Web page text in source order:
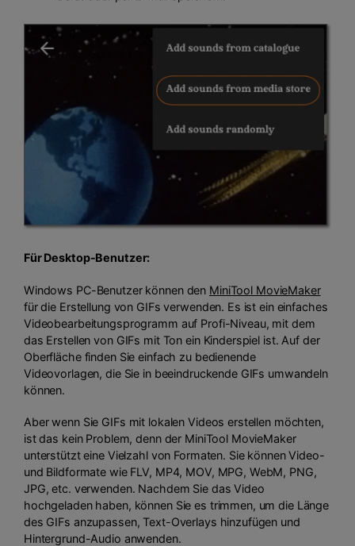
Für Desktop-Benutzer:
Windows PC-Benutzer können den MiniTool MovieMaker
für die Erstellung von GIFs verwenden. Es ist ein einfaches
Videobearbeitungsprogramm auf Profi-Niveau, mit dem
das Erstellen von GIFs mit Ton ein Kinderspiel ist. Auf der
Oberfläche finden Sie einfach zu bedienende
Videovorlagen, die Sie in beeindruckende GIFs umwandeln
können.
Aber wenn Sie GIFs mit lokalen Videos erstellen möchten,
ist das kein Problem, denn der MiniTool MovieMaker
unterstützt eine Vielzahl von Formaten. Sie können Video-
und Bildformate wie FLV, MP4, MOV, MPG, WebM, PNG,
JPG, etc. verwenden. Nachdem Sie das Video
hochgeladen haben, können Sie es trimmen, um die Länge
des GIFs anzupassen, Text-Overlays hinzufügen und
Hintergrund-Audio anwenden.